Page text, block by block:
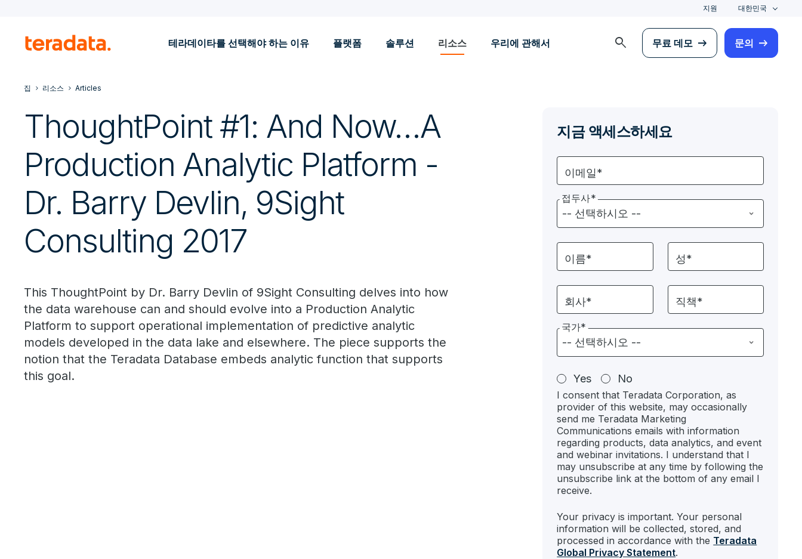
지원 대한민국
테라데이타를 선택해야 하는 이유 플랫폼 솔루션 리소스 우리에 관해서 search 무료 데모 문의
집 리소스 Articles
ThoughtPoint #1: And Now…A
Production Analytic Platform -
Dr. Barry Devlin, 9Sight
Consulting 2017
This ThoughtPoint by Dr. Barry Devlin of 9Sight Consulting delves into how
the data warehouse can and should evolve into a Production Analytic
Platform to support operational implementation of predictive analytic
models developed in the data lake and elsewhere. The piece supports the
notion that the Teradata Database embeds analytic function that supports
this goal.
지금 액세스하세요
이메일*
접두사*
이름* 성*
회사* 직책*
국가*
Yes No
I consent that Teradata Corporation, as
provider of this website, may occasionally
send me Teradata Marketing
Communications emails with information
regarding products, data analytics, and event
and webinar invitations. I understand that I
may unsubscribe at any time by following the
unsubscribe link at the bottom of any email I
receive.
Your privacy is important. Your personal
information will be collected, stored, and
processed in accordance with the Teradata
Global Privacy Statement.